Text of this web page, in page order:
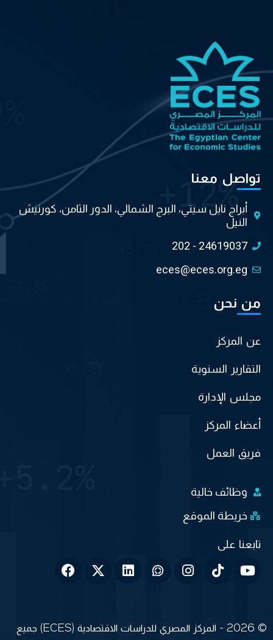
تواصل معنا
أبراج نايل سيتي، البرج الشمالي، الدور الثامن، كورنيش
النيل
202 - 24619037
eces@eces.org.eg
من نحن
عن المركز
التقارير السنوية
مجلس الإدارة
أعضاء المركز
فريق العمل
وظائف خالية
خريطة الموقع
© 2026 - المركز المصري للدراسات الاقتصادية (ECES) جميع